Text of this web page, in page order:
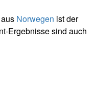
Norwegen ist der
Ergebnisse sind auch